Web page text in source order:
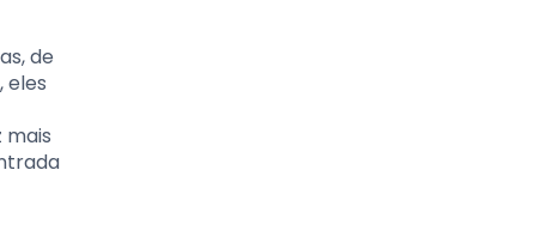
de
eles
mais